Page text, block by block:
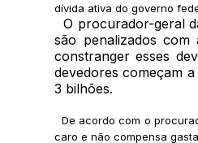
dívida ativa do governo
O procurador-geral
são penalizados
constranger esses
devedores começam
3 bilhões.
De acordo com o
caro e não compensa